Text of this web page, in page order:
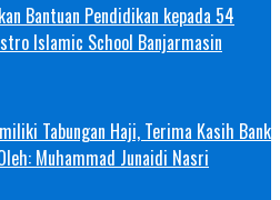
Bantuan Pendidikan kepada 54
Islamic School Banjarmasin
Tabungan Haji, Terima Kasih Bank
Muhammad Junaidi Nasri